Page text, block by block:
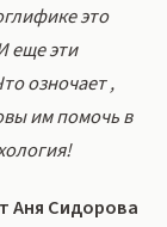
это
еще эти
озночает ,
им помочь в
Аня Сидорова